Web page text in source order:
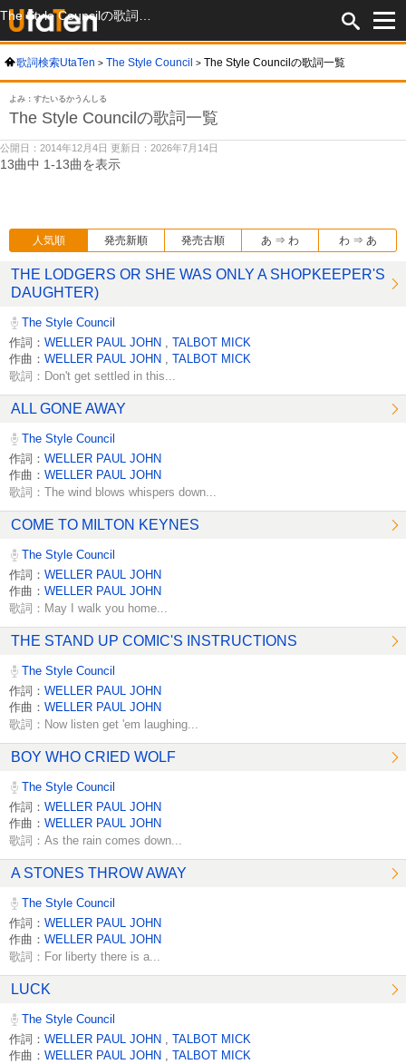
歌詞検索UtaTen The Style Council The Style Councilの歌詞一覧
よみ：すたいるかうんしる
The Style Councilの歌詞一覧
公開日：2014年12月4日 更新日：2026年7月14日
13曲中 1-13曲を表示
人気順 発売新順 発売古順 あ ⇒ わ わ ⇒ あ
THE LODGERS OR SHE WAS ONLY A SHOPKEEPER'S
DAUGHTER)
The Style Council
作詞： WELLER PAUL JOHN
TALBOT MICK
作曲： WELLER PAUL JOHN TALBOT MICK
歌詞：Don't get settled in this...
ALL GONE AWAY
The Style Council
作詞： WELLER PAUL JOHN
作曲： WELLER PAUL JOHN
歌詞：The wind blows whispers down...
COME TO MILTON KEYNES
The Style Council
作詞： WELLER PAUL JOHN
作曲： WELLER PAUL JOHN
歌詞：May I walk you home...
THE STAND UP COMIC'S INSTRUCTIONS
The Style Council
作詞： WELLER PAUL JOHN
作曲： WELLER PAUL JOHN
歌詞：Now listen get 'em laughing...
BOY WHO CRIED WOLF
The Style Council
作詞： WELLER PAUL JOHN
作曲： WELLER PAUL JOHN
歌詞：As the rain comes down...
A STONES THROW AWAY
The Style Council
作詞： WELLER PAUL JOHN
作曲： WELLER PAUL JOHN
歌詞：For liberty there is a...
LUCK
The Style Council
作詞： WELLER PAUL JOHN
TALBOT MICK
作曲： WELLER PAUL JOHN TALBOT MICK